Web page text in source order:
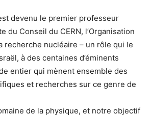
devenu le premier professeur
du Conseil du CERN, l’Organisation
recherche nucléaire – un rôle qui le
à des centaines d’éminents
entier qui mènent ensemble des
et recherches sur ce genre de
de la physique, et notre objectif